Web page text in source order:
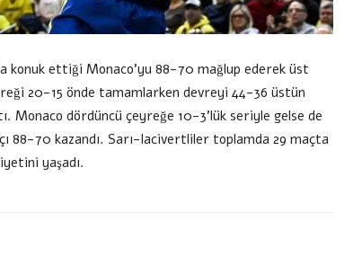
konuk ettiği Monaco’yu 88-70 mağlup ederek üst
20-15 önde tamamlarken devreyi 44-36 üstün
Monaco dördüncü çeyreğe 10-3’lük seriyle gelse de
88-70 kazandı. Sarı-lacivertliler toplamda 29 maçta
yaşadı.